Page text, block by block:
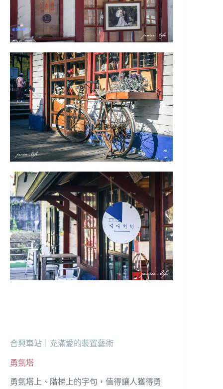
合興車站｜充滿愛的裝置藝術
勇氣塔
勇氣塔上、階梯上的字句，值得讓人獲得勇